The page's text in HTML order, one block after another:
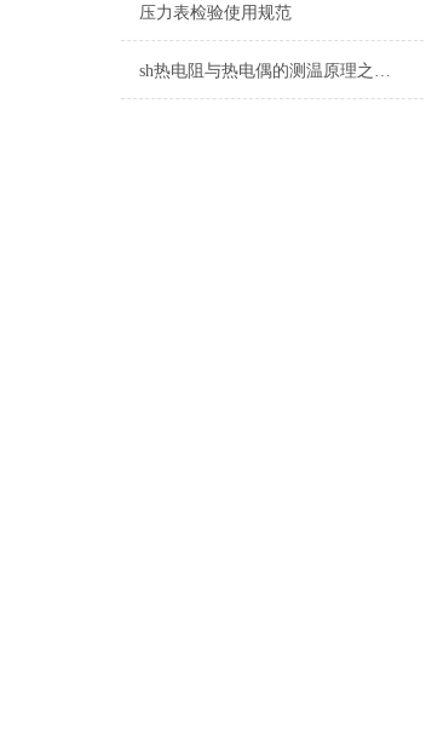
压力表检验使用规范
sh热电阻与热电偶的测温原理之间的不同